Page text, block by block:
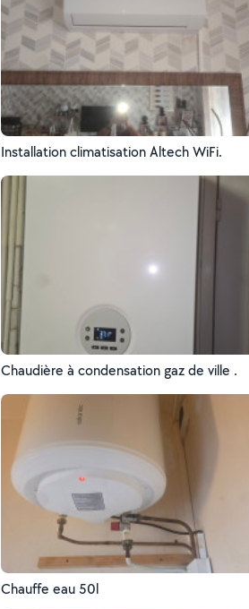
Installation climatisation Altech WiFi.
Chaudière à condensation gaz de ville .
Chauffe eau 50l